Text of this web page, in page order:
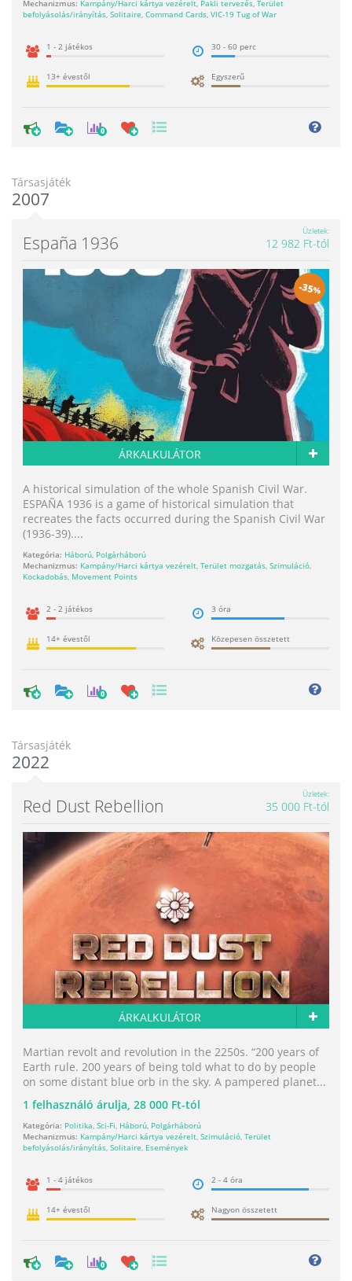
Mechanizmus: Kampány/Harci kártya vezérelt Pakli tervezés Terület
befolyásolás/irányítás Solitaire Command Cards VIC-19 Tug of War
1 - 2 játékos 30 - 60 perc
13+ évestől Egyszerű
0
Társasjáték
2007
España 1936
Üzletek
12 982 Ft-tól
-35%
ÁRKALKULÁTOR
A historical simulation of the whole Spanish Civil War.
ESPAÑA 1936 is a game of historical simulation that
recreates the facts occurred during the Spanish Civil War
(1936-39)....
Kategória: Háború, Polgárháború
Mechanizmus: Kampány/Harci kártya vezérelt, Terület mozgatás, Szimuláció,
Kockadobás, Movement Points
2 - 2 játékos 3 óra
14+ évestől Közepesen összetett
0
Társasjáték
2022
Red Dust Rebellion
Üzletek
35 000 Ft-tól
ÁRKALKULÁTOR
Martian revolt and revolution in the 2250s. “200 years of
Earth rule. 200 years of being told what to do by people
on some distant blue orb in the sky. A pampered planet...
1 felhasználó árulja, 28 000 Ft-tól
Kategória: Politika, Sci-Fi, Háború, Polgárháború
Mechanizmus: Kampány/Harci kártya vezérelt, Szimuláció, Terület
befolyásolás/irányítás, Solitaire, Események
1 - 4 játékos 2 - 4 óra
14+ évestől Nagyon összetett
0